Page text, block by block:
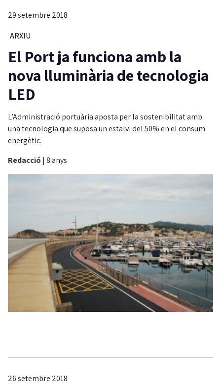
29 setembre 2018
ARXIU
El Port ja funciona amb la
nova lluminària de tecnologia
LED
L’Administració portuària aposta per la sostenibilitat amb
una tecnologia que suposa un estalvi del 50% en el consum
energètic.
Redacció | 8 anys
26 setembre 2018